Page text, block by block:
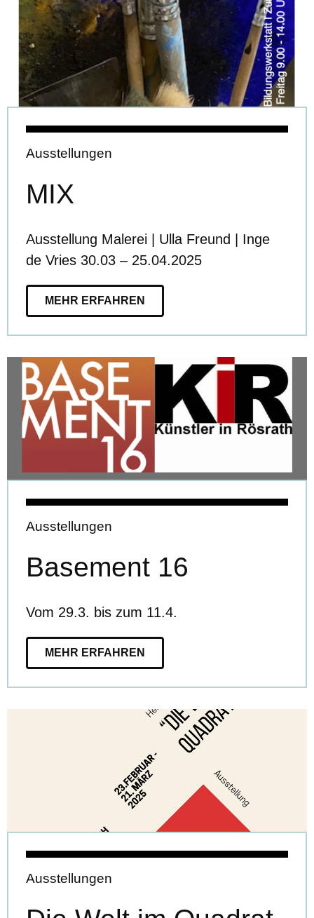
Ausstellungen
MIX
Ausstellung Malerei | Ulla Freund | Inge
de Vries 30.03 – 25.04.2025
MEHR ERFAHREN
Ausstellungen
Basement 16
Vom 29.3. bis zum 11.4.
MEHR ERFAHREN
Ausstellungen